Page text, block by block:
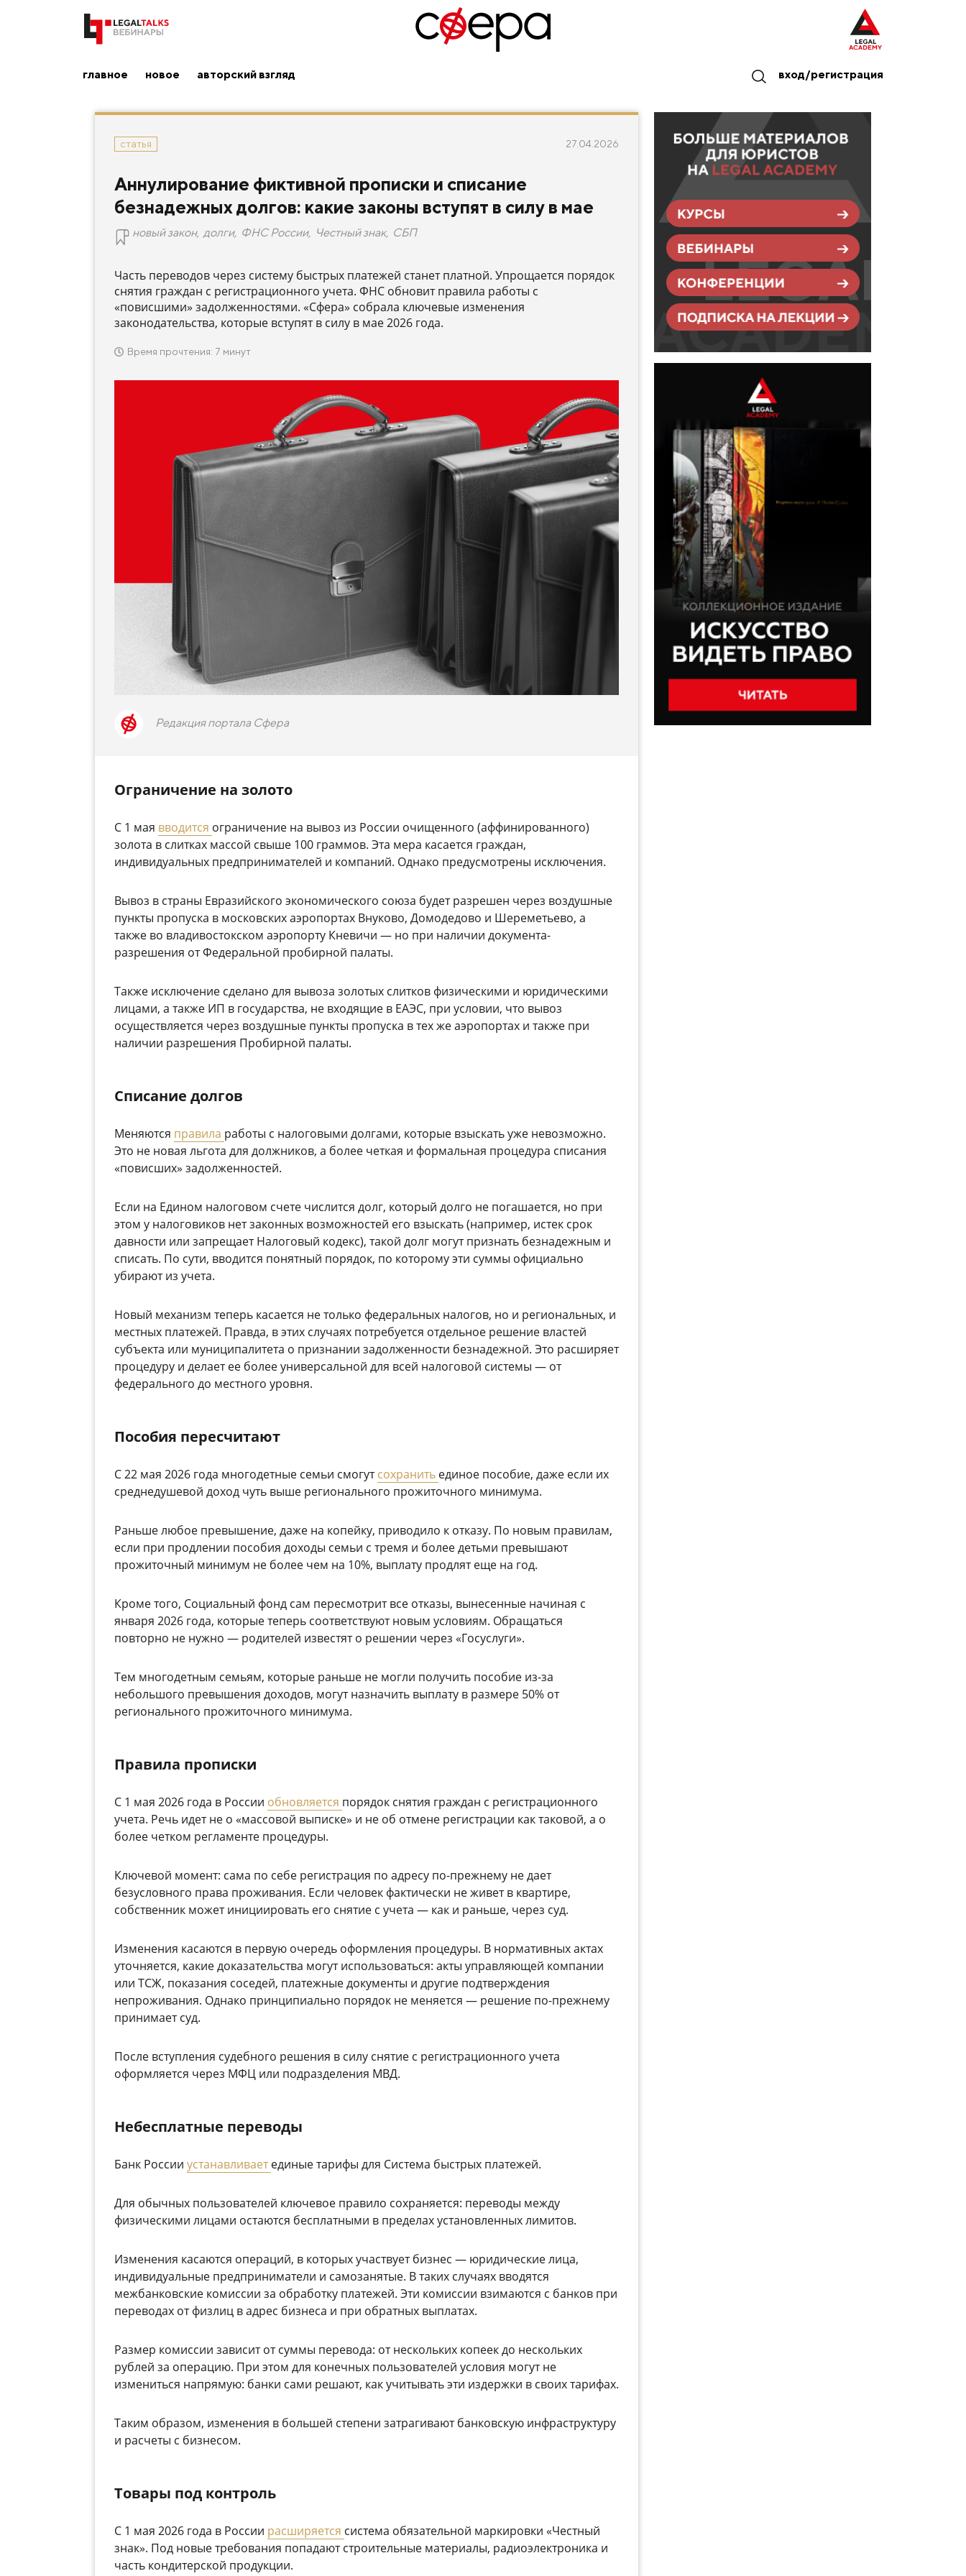
главное новое авторский взгляд вход/регистрация
статья 27.04.2026
Аннулирование фиктивной прописки и списание
безнадежных долгов: какие законы вступят в силу в мае
новый закон, долги, ФНС России, Честный знак, СБП
Часть переводов через систему быстрых платежей станет платной. Упрощается порядок
снятия граждан с регистрационного учета. ФНС обновит правила работы с
«повисшими» задолженностями. «Сфера» собрала ключевые изменения
законодательства, которые вступят в силу в мае 2026 года.
Время прочтения: 7 минут
Редакция портала Сфера
Ограничение на золото
С 1 мая вводится ограничение на вывоз из России очищенного (аффинированного)
золота в слитках массой свыше 100 граммов. Эта мера касается граждан,
индивидуальных предпринимателей и компаний. Однако предусмотрены исключения.
Вывоз в страны Евразийского экономического союза будет разрешен через воздушные
пункты пропуска в московских аэропортах Внуково, Домодедово и Шереметьево, а
также во владивостокском аэропорту Кневичи — но при наличии документа-
разрешения от Федеральной пробирной палаты.
Также исключение сделано для вывоза золотых слитков физическими и юридическими
лицами, а также ИП в государства, не входящие в ЕАЭС, при условии, что вывоз
осуществляется через воздушные пункты пропуска в тех же аэропортах и также при
наличии разрешения Пробирной палаты.
Списание долгов
Меняются правила работы с налоговыми долгами, которые взыскать уже невозможно.
Это не новая льгота для должников, а более четкая и формальная процедура списания
«повисших» задолженностей.
Если на Едином налоговом счете числится долг, который долго не погашается, но при
этом у налоговиков нет законных возможностей его взыскать (например, истек срок
давности или запрещает Налоговый кодекс), такой долг могут признать безнадежным и
списать. По сути, вводится понятный порядок, по которому эти суммы официально
убирают из учета.
Новый механизм теперь касается не только федеральных налогов, но и региональных, и
местных платежей. Правда, в этих случаях потребуется отдельное решение властей
субъекта или муниципалитета о признании задолженности безнадежной. Это расширяет
процедуру и делает ее более универсальной для всей налоговой системы — от
федерального до местного уровня.
Пособия пересчитают
С 22 мая 2026 года многодетные семьи смогутсохранить единое пособие, даже если их
среднедушевой доход чуть выше регионального прожиточного минимума.
Раньше любое превышение, даже на копейку, приводило к отказу. По новым правилам,
если при продлении пособия доходы семьи с тремя и более детьми превышают
прожиточный минимум не более чем на 10%, выплату продлят еще на год.
Кроме того, Социальный фонд сам пересмотрит все отказы, вынесенные начиная с
января 2026 года, которые теперь соответствуют новым условиям. Обращаться
повторно не нужно — родителей известят о решении через «Госуслуги».
Тем многодетным семьям, которые раньше не могли получить пособие из-за
небольшого превышения доходов, могут назначить выплату в размере 50% от
регионального прожиточного минимума.
Правила прописки
С 1 мая 2026 года в России обновляется порядок снятия граждан с регистрационного
учета. Речь идет не о «массовой выписке» и не об отмене регистрации как таковой, а о
более четком регламенте процедуры.
Ключевой момент: сама по себе регистрация по адресу по-прежнему не дает
безусловного права проживания. Если человек фактически не живет в квартире,
собственник может инициировать его снятие с учета — как и раньше, через суд.
Изменения касаются в первую очередь оформления процедуры. В нормативных актах
уточняется, какие доказательства могут использоваться: акты управляющей компании
или ТСЖ, показания соседей, платежные документы и другие подтверждения
непроживания. Однако принципиально порядок не меняется — решение по-прежнему
принимает суд.
После вступления судебного решения в силу снятие с регистрационного учета
оформляется через МФЦ или подразделения МВД.
Небесплатные переводы
Банк России устанавливаетединые тарифы для Система быстрых платежей.
Для обычных пользователей ключевое правило сохраняется: переводы между
физическими лицами остаются бесплатными в пределах установленных лимитов.
Изменения касаются операций, в которых участвует бизнес — юридические лица,
индивидуальные предприниматели и самозанятые. В таких случаях вводятся
межбанковские комиссии за обработку платежей. Эти комиссии взимаются с банков при
переводах от физлиц в адрес бизнеса и при обратных выплатах.
Размер комиссии зависит от суммы перевода: от нескольких копеек до нескольких
рублей за операцию. При этом для конечных пользователей условия могут не
измениться напрямую: банки сами решают, как учитывать эти издержки в своих тарифах.
Таким образом, изменения в большей степени затрагивают банковскую инфраструктуру
и расчеты с бизнесом.
Товары под контроль
С 1 мая 2026 года в России расширяется система обязательной маркировки «Честный
знак». Под новые требования попадают строительные материалы, радиоэлектроника и
часть кондитерской продукции.